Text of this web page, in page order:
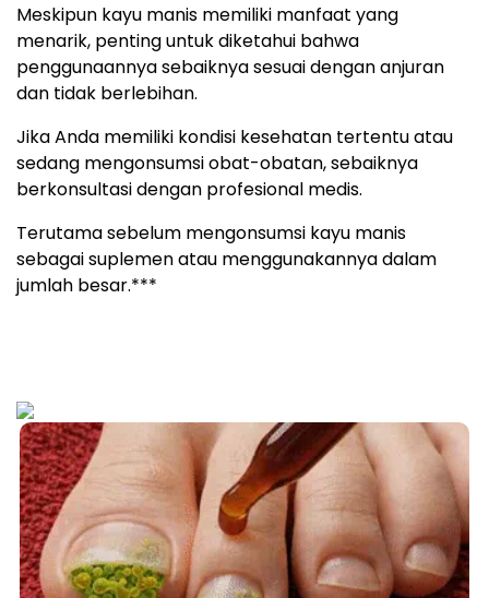
Meskipun kayu manis memiliki manfaat yang
menarik, penting untuk diketahui bahwa
penggunaannya sebaiknya sesuai dengan anjuran
dan tidak berlebihan.
Jika Anda memiliki kondisi kesehatan tertentu atau
sedang mengonsumsi obat-obatan, sebaiknya
berkonsultasi dengan profesional medis.
Terutama sebelum mengonsumsi kayu manis
sebagai suplemen atau menggunakannya dalam
jumlah besar.***